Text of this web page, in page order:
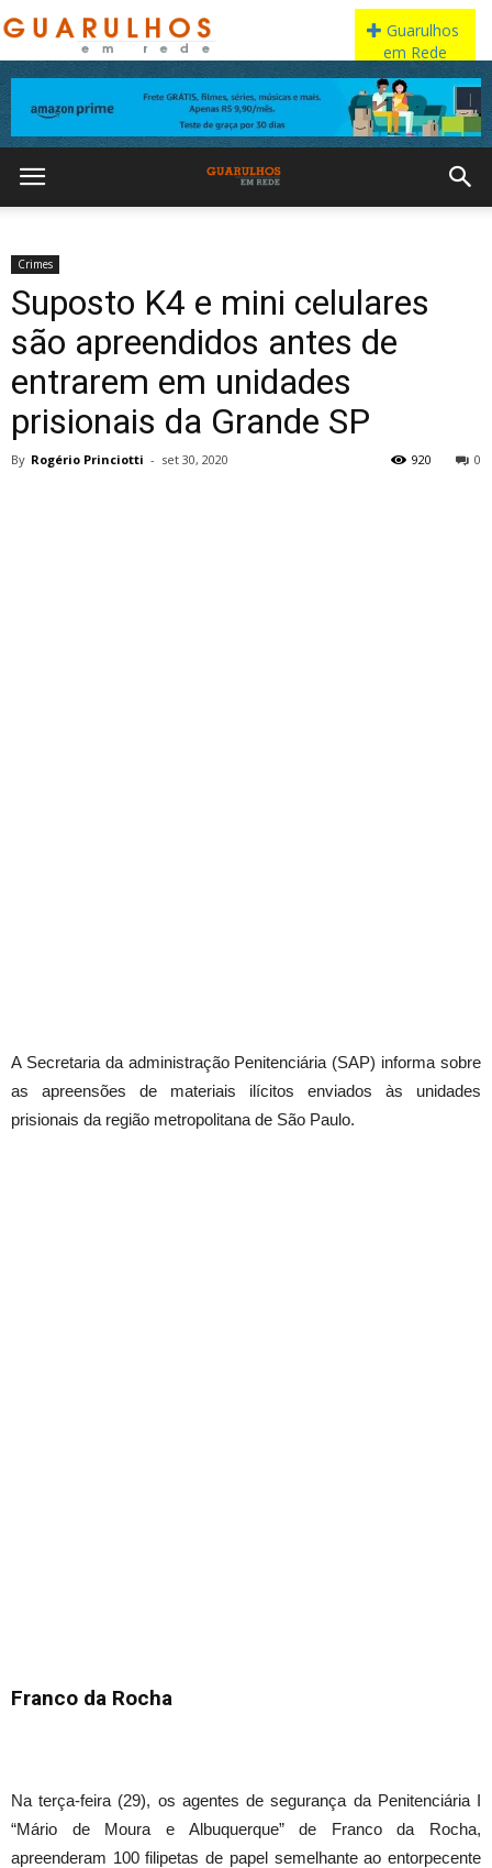
Crimes
Suposto K4 e mini celulares
são apreendidos antes de
entrarem em unidades
prisionais da Grande SP
By Rogério Princiotti - set 30, 2020 0
920
A Secretaria da administração Penitenciária (SAP) informa sobre
as apreensões de materiais ilícitos enviados às unidades
prisionais da região metropolitana de São Paulo.
Franco da Rocha
Na terça-feira (29), os agentes de segurança da Penitenciária I
“Mário de Moura e Albuquerque” de Franco da Rocha,
apreenderam 100 filipetas de papel semelhante ao entorpecente